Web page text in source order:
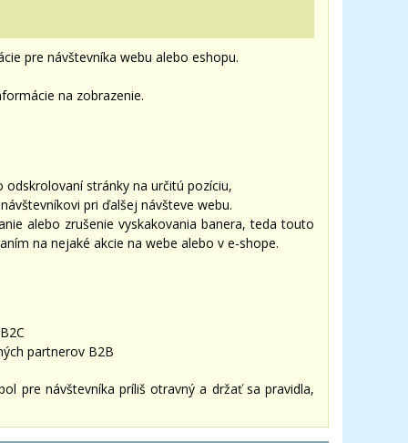
pre návštevníka webu alebo eshopu.
na zobrazenie.
stránky na určitú pozíciu,
pri ďalšej návšteve webu.
alebo zrušenie vyskakovania banera, teda touto
na nejaké akcie na webe alebo v e-shope.
partnerov B2B
pre návštevníka príliš otravný a držať sa pravidla,